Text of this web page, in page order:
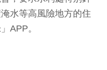
水等高風險地方的住
APP。